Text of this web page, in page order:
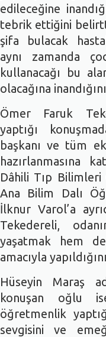
edileceğine
tebrik ettiğini
şifa bulacak
aynı zamanda
kullanacağı bu
olacağına
Ömer Faruk
yaptığı
başkanı ve tüm
hazırlanmasına
Dâhili Tıp Bilimleri
Ana Bilim Dalı
İlknur Varol’a
Tekedereli,
yaşatmak hem
amacıyla
Hüseyin Maraş
konuşan oğlu
öğretmenlik
sevgisini ve